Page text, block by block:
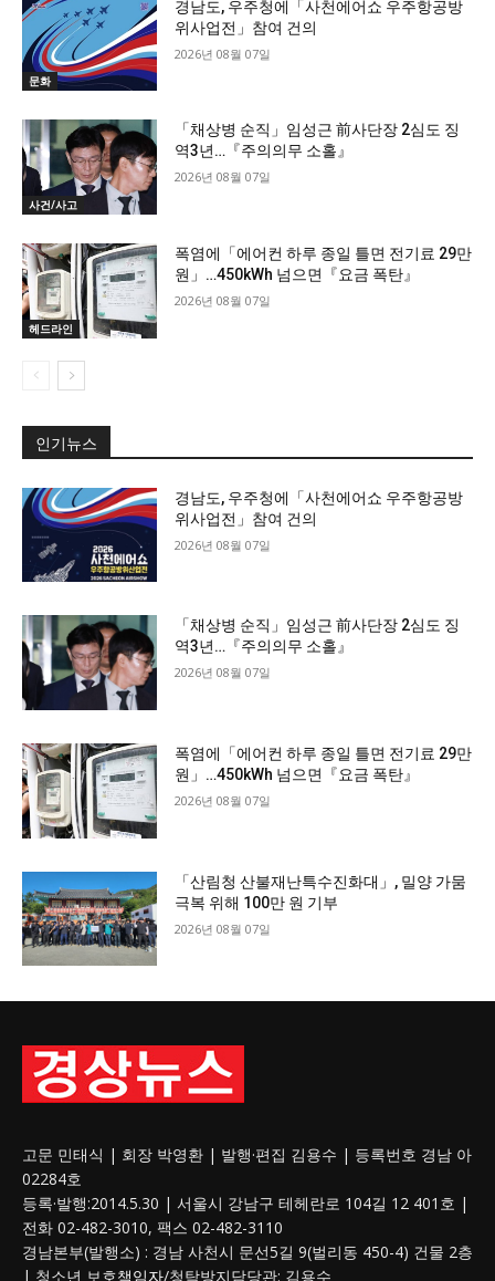
문화
경남도, 우주청에「사천에어쇼 우주항공방
위사업전」참여 건의
2026년 08월 07일
사건/사고
「채상병 순직」임성근 前사단장 2심도 징
역3년…『주의의무 소홀』
2026년 08월 07일
헤드라인
폭염에「에어컨 하루 종일 틀면 전기료 29만
원」…450kWh 넘으면『요금 폭탄』
2026년 08월 07일
인기뉴스
경남도, 우주청에「사천에어쇼 우주항공방
위사업전」참여 건의
2026년 08월 07일
「채상병 순직」임성근 前사단장 2심도 징
역3년…『주의의무 소홀』
2026년 08월 07일
폭염에「에어컨 하루 종일 틀면 전기료 29만
원」…450kWh 넘으면『요금 폭탄』
2026년 08월 07일
「산림청 산불재난특수진화대」, 밀양 가뭄
극복 위해 100만 원 기부
2026년 08월 07일
고문 민태식 | 회장 박영환 | 발행·편집 김용수 | 등록번호 경남 아
02284호
등록·발행:2014.5.30 | 서울시 강남구 테헤란로 104길 12 401호 |
전화 02-482-3010, 팩스 02-482-3110
경남본부(발행소) : 경남 사천시 문선5길 9(벌리동 450-4) 건물 2층
| 청소년 보호책임자/청탁방지담당관: 김용수